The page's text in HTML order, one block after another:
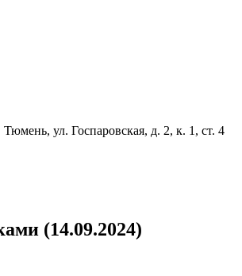
ул. Госпаровская, д. 2, к. 1, ст. 4
(14.09.2024)